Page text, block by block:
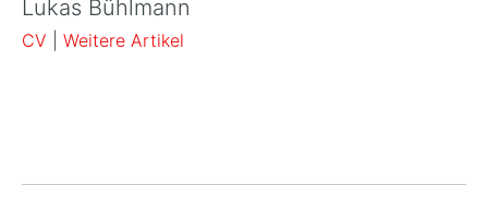
Lukas Bühlmann
CV Weitere Artikel